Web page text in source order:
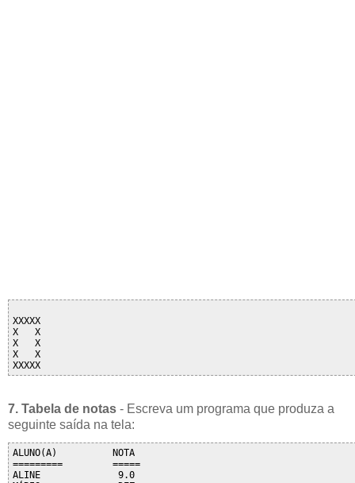
XXXXX
X   X
X   X
X   X
7. Tabela de notas - Escreva um programa que produza a
seguinte saída na tela:
ALUNO(A)          NOTA
=========         =====
ALINE              9.0